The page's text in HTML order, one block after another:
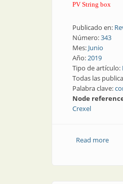
PV String box
Publicado en:
Número:343
Mes: Junio
Año:2019
Tipo de artículo:
Todas las
Palabra clave:
Node
Crexel
Read more